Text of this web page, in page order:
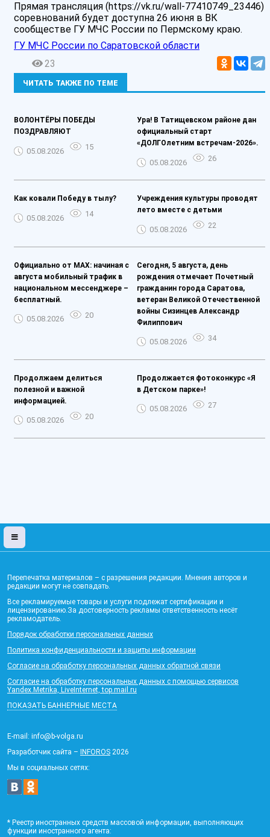
Прямая трансляция (https://vk.ru/wall-77410749_23446)
соревнований будет доступна 26 июня в ВК
сообществе ГУ МЧС России по Пермскому краю.
ГУ МЧС России по Саратовской области
23
ЧИТАТЬ ТАКЖЕ ПО ТЕМЕ
ВОЛОНТЁРЫ ПОБЕДЫ
ПОЗДРАВЛЯЮТ
05.08.2026 15
Ура! В Татищевском районе дан
официальный старт
«ДОЛГОлетним встречам-2026».
05.08.2026 26
Как ковали Победу в тылу?
05.08.2026 14
Учреждения культуры проводят
лето вместе с детьми
05.08.2026 22
Официально от MAX: начиная с
августа мобильный трафик в
национальном мессенджере –
бесплатный.
05.08.2026 20
Сегодня, 5 августа, день
рождения отмечает Почетный
гражданин города Саратова,
ветеран Великой Отечественной
войны Сизинцев Александр
Филиппович
05.08.2026 34
Продолжаем делиться
полезной и важной
информацией.
05.08.2026 20
Продолжается фотоконкурс «Я
в Детском парке»!
05.08.2026 27
Перепечатка материалов – с разрешения редакции. Мнения авторов и
редакции могут не совпадать.
Все рекламируемые товары и услуги подлежат сертификации и
лицензированию.За достоверность рекламы ответственность несёт
рекламодатель.
Порядок обработки персональных данных
Политика конфиденциальности и защиты информации
Согласие на обработку персональных данных обратной связи
Согласие на обработку персональных данных с помощью сервисов
Yandex.Metrika, LiveInternet, top.mail.ru
ПОКАЗАТЬ БАННЕРНЫЕ МЕСТА
E-mail: info@b-volga.ru
Разработчик сайта – INFOROS 2026
Мы в социальных сетях:
* Реестр иностранных средств массовой информации, выполняющих
функции иностранного агента: